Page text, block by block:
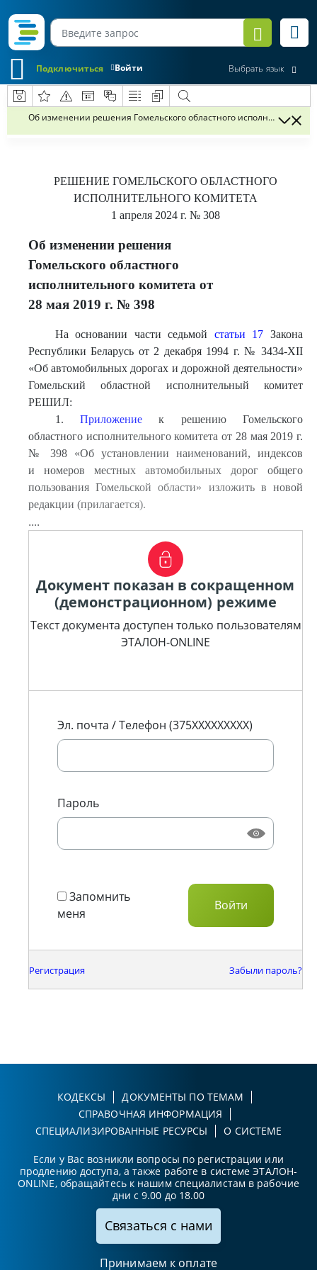
Войти
Подключиться Выбрать язык
Об изменении решения Гомельского областного исполнительного
РЕШЕНИЕ ГОМЕЛЬСКОГО ОБЛАСТНОГО
ИСПОЛНИТЕЛЬНОГО КОМИТЕТА
1 апреля 2024 г. № 308
Об изменении решения
Гомельского областного
исполнительного комитета от
28 мая 2019 г. № 398
На основании части седьмой статьи 17 Закона
Республики Беларусь от 2 декабря 1994 г. № 3434-XII
«Об автомобильных дорогах и дорожной деятельности»
Гомельский областной исполнительный комитет
РЕШИЛ:
1.Приложение к решению Гомельского
областного исполнительного комитета от 28 мая 2019 г.
№ 398 «Об установлении наименований, индексов
и номеров местных автомобильных дорог общего
пользования Гомельской области» изложить в новой
редакции (прилагается).
....
Документ показан в сокращенном
(демонстрационном) режиме
Текст документа доступен только пользователям
ЭТАЛОН-ONLINE
Эл. почта / Телефон (375XXXXXXXXX)
Пароль
Запомнить
меня
Регистрация Забыли пароль?
КОДЕКСЫ
ДОКУМЕНТЫ ПО ТЕМАМ
СПРАВОЧНАЯ ИНФОРМАЦИЯ
СПЕЦИАЛИЗИРОВАННЫЕ РЕСУРСЫ
О СИСТЕМЕ
Если у Вас возникли вопросы по регистрации или
продлению доступа, а также работе в системе ЭТАЛОН-
ONLINE, обращайтесь к нашим специалистам в рабочие
дни с 9.00 до 18.00
Связаться с нами
Принимаем к оплате